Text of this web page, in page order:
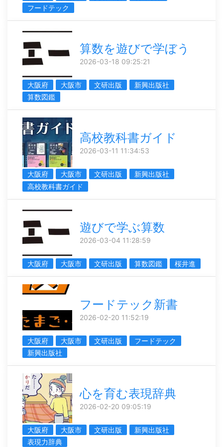
フードテック
算数を遊びで学ぼう
2026-03-18 09:25:21
大阪府 大阪市 文研出版
新興出版社
算数図鑑
高校教科書ガイド
2026-03-11 11:34:53
大阪府 大阪市 文研出版
新興出版社
高校教科書ガイド
遊びで学ぶ算数
2026-03-04 11:28:59
大阪府 大阪市 文研出版 算数図鑑 桜井進
フードテック新書
2026-02-20 11:52:19
大阪府 大阪市 文研出版
フードテック
新興出版社
心を育む表現辞典
2026-02-20 09:05:19
大阪府 大阪市 文研出版
新興出版社
表現力辞典